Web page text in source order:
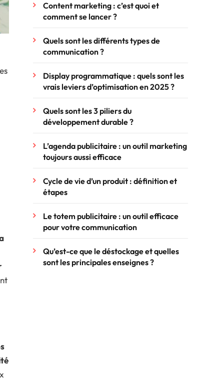
Content marketing : c’est quoi et
comment se lancer ?
Quels sont les différents types de
communication ?
Display programmatique : quels sont les
vrais leviers d’optimisation en 2025 ?
Quels sont les 3 piliers du
développement durable ?
L’agenda publicitaire : un outil marketing
toujours aussi efficace
Cycle de vie d’un produit : définition et
étapes
Le totem publicitaire : un outil efficace
pour votre communication
Qu’est-ce que le déstockage et quelles
sont les principales enseignes ?